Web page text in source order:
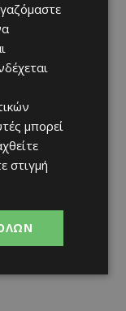
μπορεί
στιγμή